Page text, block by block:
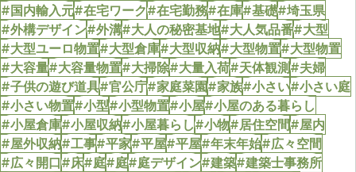
#国内輸入元#在宅ワーク#在宅勤務#在庫#基礎#埼玉県
#外構デザイン#外溝#大人の秘密基地#大人気品番#大型
#大型ユーロ物置#大型倉庫#大型収納#大型物置#大型物置
#大容量#大容量物置#大掃除#大量入荷#天体観測#夫婦
#子供の遊び道具#官公庁#家庭菜園#家族#小さい#小さい庭
#小さい物置#小型#小型物置#小屋#小屋のある暮らし
#小屋倉庫#小屋収納#小屋暮らし#小物#居住空間#屋内
#屋外収納#工事#平家#平屋#平屋#年末年始#広々空間
#広々開口#床#庭#庭#庭デザイン#建築#建築士事務所